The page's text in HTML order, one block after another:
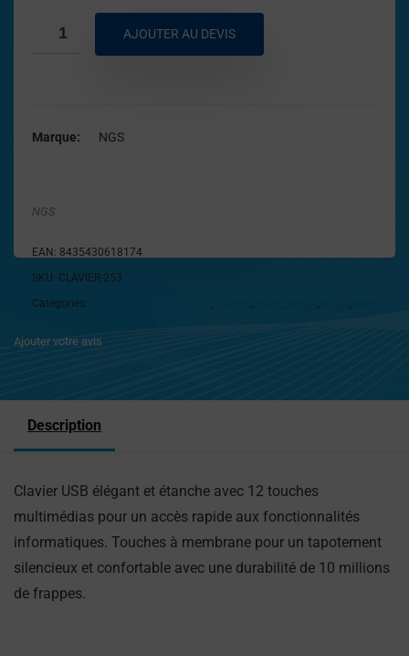
AJOUTER AU DEVIS
Marque NGS
NGS
EAN: 8435430618174
SKU: CLAVIER-253
Catégories:
, , , ,
Ajouter votre avis
Description
Clavier USB élégant et étanche avec 12 touches
multimédias pour un accès rapide aux fonctionnalités
informatiques. Touches à membrane pour un tapotement
silencieux et confortable avec une durabilité de 10 millions
de frappes.